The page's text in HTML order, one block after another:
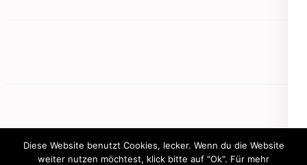
Diese Website benutzt Cookies, lecker. Wenn du die Website
weiter nutzen möchtest, klick bitte auf "Ok". Für mehr